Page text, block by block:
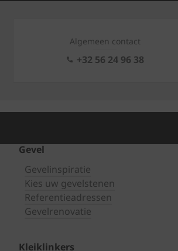
Algemeen contact
+32 56 24 96 38
Gevel
Gevelinspiratie
Kies uw gevelstenen
Referentieadressen
Gevelrenovatie
Kleiklinkers